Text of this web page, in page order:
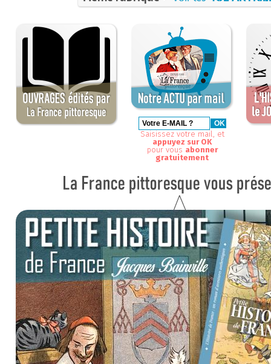
Saisissez votre mail, et
appuyez sur OK
pour vous abonner
gratuitement